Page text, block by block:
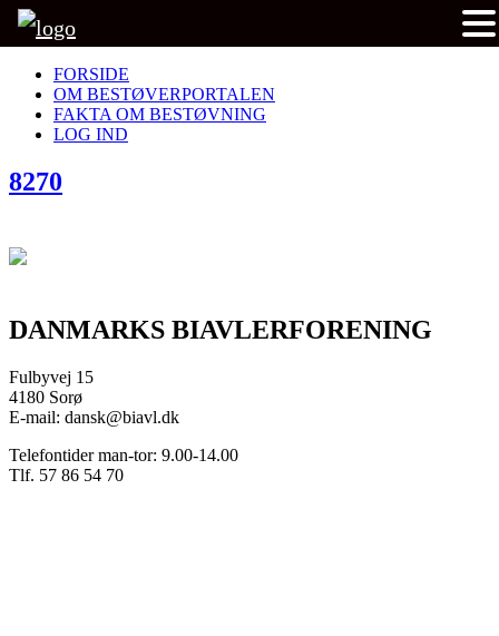
FORSIDE
OM BESTØVERPORTALEN
FAKTA OM BESTØVNING
LOG IND
8270
DANMARKS BIAVLERFORENING
Fulbyvej 15
4180 Sorø
E-mail: dansk@biavl.dk
Telefontider man-tor: 9.00-14.00
Tlf. 57 86 54 70